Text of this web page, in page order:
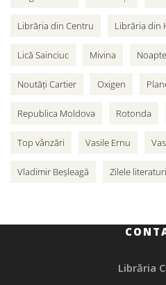
Librăria din Centru Librăria din
Lică Sainciuc Mivina
Noutăți Cartier Oxigen
Republica Moldova Rotonda
Top vânzări Vasile Ernu
Vladimir Beșleagă Zilele
Librăria